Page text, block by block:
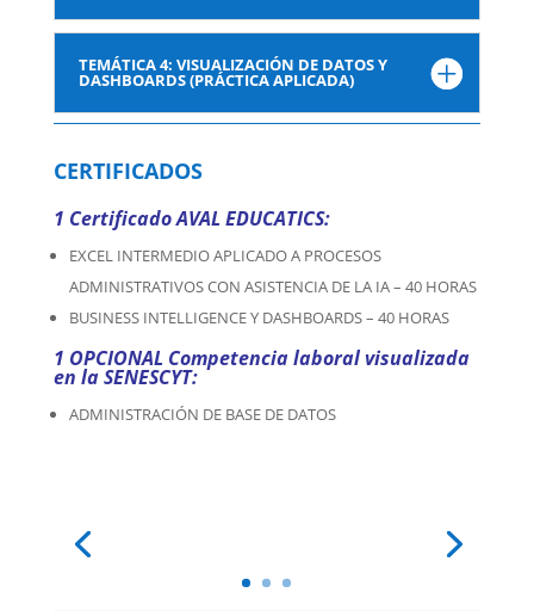
TEMÁTICA 4: VISUALIZACIÓN DE DATOS Y
DASHBOARDS (PRÁCTICA APLICADA)
CERTIFICADOS
1 CertificadoAVAL EDUCATICS:
EXCEL INTERMEDIO APLICADO A PROCESOS
ADMINISTRATIVOS CON ASISTENCIA DE LA IA – 40 HORAS
BUSINESS INTELLIGENCE Y DASHBOARDS – 40 HORAS
1 OPCIONAL Competencia laboral visualizada
en la SENESCYT:
ADMINISTRACIÓN DE BASE DE DATOS